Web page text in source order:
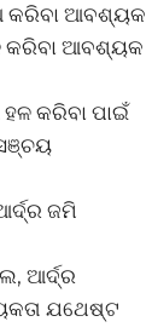
କରିବା ଆବଶ୍ୟକ
କରିବା ଆବଶ୍ୟକ
କରିବା ପାଇଁ
ଜମି
ଆର୍ଦ୍ର
ଯଥେଷ୍ଟ